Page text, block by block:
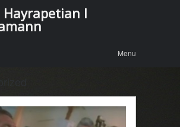
I
content
Menu